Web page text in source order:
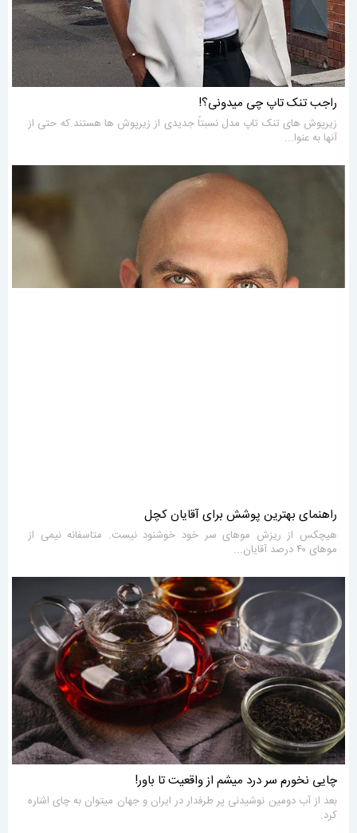
راجب تنک تاپ چی میدونی؟!
زیرپوش های تنک تاپ مدل نسبتاً جدیدی از زیرپوش ها هستند.که حتی از
آنها به عنوا...
راهنمای بهترین پوشش برای آقایان کچل
هیچکس از ریزش موهای سر خود خوشنود نیست. متاسفانه نیمی از
موهای ۴۰ درصد آقایان...
چایی نخورم سر درد میشم از واقعیت تا باور!
بعد از آب دومین نوشیدنی پر طرفدار در ایران و جهان میتوان به چای اشاره
کرد.